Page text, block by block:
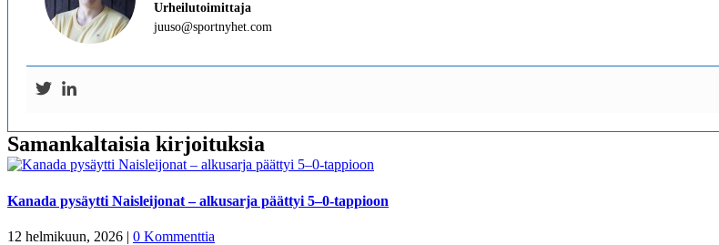
Urheilutoimittaja
juuso@sportnyhet.com
Samankaltaisia kirjoituksia
Kanada pysäytti Naisleijonat – alkusarja päättyi 5–0-tappioon
12 helmikuun, 2026 | 0 Kommenttia